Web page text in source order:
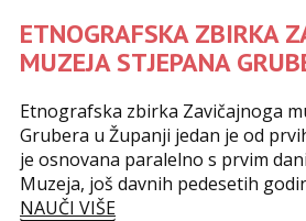
ETNOGRAFSKA ZBIRKA
MUZEJA STJEPANA
Etnografska zbirka Zavičajnoga
Grubera u Županji jedan je od
je osnovana paralelno s prvim
Muzeja, još davnih pedesetih
NAUČI VIŠE